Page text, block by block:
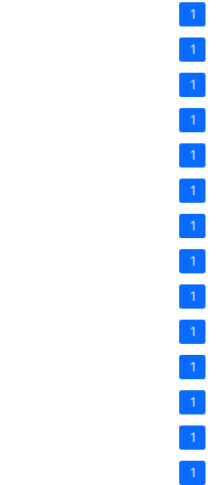
1
1
1
1
1
1
1
1
1
1
1
1
1
1